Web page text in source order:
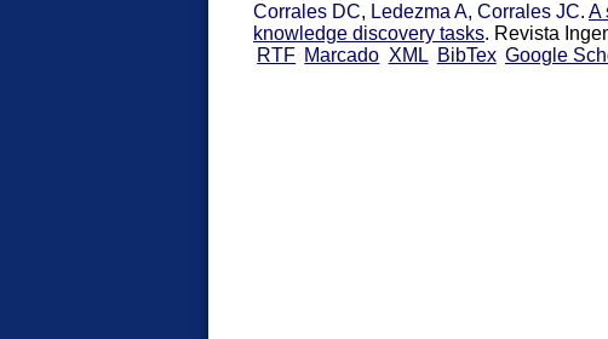
Corrales DC, Ledezma A, Corrales JC. A
knowledge discovery tasks. Revista
RTF Marcado XML BibTex Google